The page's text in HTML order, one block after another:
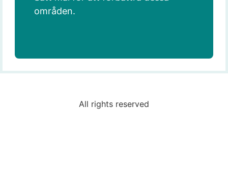
områden.
All rights reserved